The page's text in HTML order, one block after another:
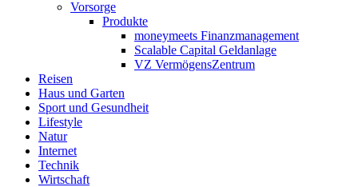
Vorsorge
Produkte
moneymeets Finanzmanagement
Scalable Capital Geldanlage
VZ VermögensZentrum
Reisen
Haus und Garten
Sport und Gesundheit
Lifestyle
Natur
Internet
Technik
Wirtschaft